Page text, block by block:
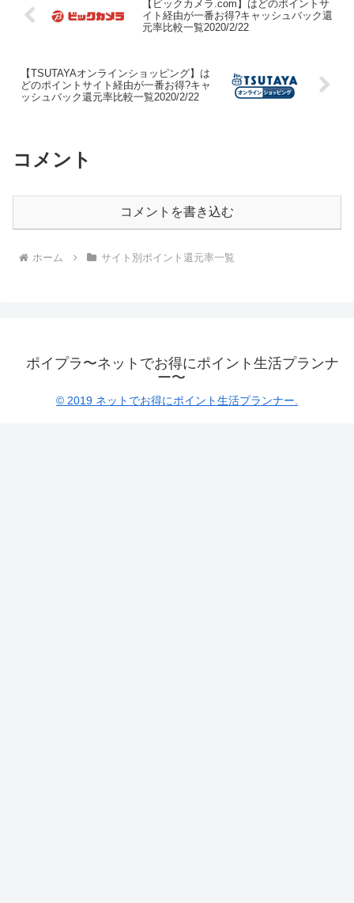
【ビックカメラ.com】はどのポイントサ
イト経由が一番お得?キャッシュバック還
元率比較一覧2020/2/22
【TSUTAYAオンラインショッピング】は
どのポイントサイト経由が一番お得?キャ
ッシュバック還元率比較一覧2020/2/22
コメント
コメントを書き込む
ホーム サイト別ポイント還元率一覧
ポイプラ〜ネットでお得にポイント生活プランナ
ー〜
© 2019 ネットでお得にポイント生活プランナー.